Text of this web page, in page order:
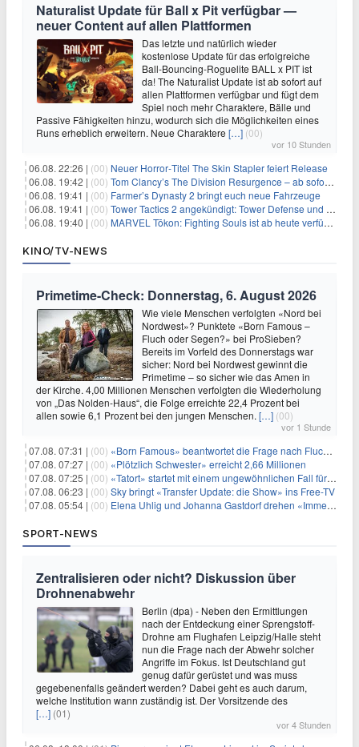
Naturalist Update für Ball x Pit verfügbar —
neuer Content auf allen Plattformen
Das letzte und natürlich wieder
kostenlose Update für das erfolgreiche
Ball-Bouncing-Roguelite BALL x PIT ist
da! The Naturalist Update ist ab sofort auf
allen Plattformen verfügbar und fügt dem
Spiel noch mehr Charaktere, Bälle und
Passive Fähigkeiten hinzu, wodurch sich die Möglichkeiten eines
Runs erheblich erweitern. Neue Charaktere […] (00)
vor 10 Stunden
06.08. 22:26 | (00) Neuer Horror‑Titel The Skin Stapler feiert Release
06.08. 19:42 | (00) Tom Clancy’s The Division Resurgence – ab sofort für euch verfügbar
06.08. 19:41 | (00) Farmer’s Dynasty 2 bringt euch neue Fahrzeuge
06.08. 19:41 | (00) Tower Tactics 2 angekündigt: Tower Defense und Deckbuilding Kombo kehrt zurück
06.08. 19:40 | (00) MARVEL Tōkon: Fighting Souls ist ab heute verfügbar
KINO/TV-NEWS
Primetime-Check: Donnerstag, 6. August 2026
Wie viele Menschen verfolgten «Nord bei
Nordwest»? Punktete «Born Famous –
Fluch oder Segen?» bei ProSieben?
Bereits im Vorfeld des Donnerstags war
sicher: Nord bei Nordwest gewinnt die
Primetime – so sicher wie das Amen in
der Kirche. 4,00 Millionen Menschen verfolgten die Wiederholung
von „Das Nolden-Haus“, die Folge erreichte 22,4 Prozent bei
allen sowie 6,1 Prozent bei den jungen Menschen. […] (00)
vor 1 Stunde
07.08. 07:31 | (00) «Born Famous» beantwortet die Frage nach Fluch oder Segen
07.08. 07:27 | (00) «Plötzlich Schwester» erreicht 2,66 Millionen
07.08. 07:25 | (00) «Tatort» startet mit einem ungewöhnlichen Fall für Charlotte Lindholm
07.08. 06:23 | (00) Sky bringt «Transfer Update: die Show» ins Free-TV
07.08. 05:54 | (00) Elena Uhlig und Johanna Gastdorf drehen «Immer fehlt was»
SPORT-NEWS
Zentralisieren oder nicht? Diskussion über
Drohnenabwehr
Berlin (dpa) - Neben den Ermittlungen
nach der Entdeckung einer Sprengstoff-
Drohne am Flughafen Leipzig/Halle steht
nun die Frage nach der Abwehr solcher
Angriffe im Fokus. Ist Deutschland gut
genug dafür gerüstet und was muss
gegebenenfalls geändert werden? Dabei geht es auch darum,
welche Institution wann zuständig ist. Der Vorsitzende des
[…] (01)
vor 4 Stunden